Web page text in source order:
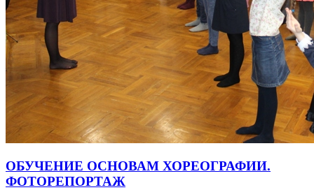
ОБУЧЕНИЕ ОСНОВАМ ХОРЕОГРАФИИ.
ФОТОРЕПОРТАЖ